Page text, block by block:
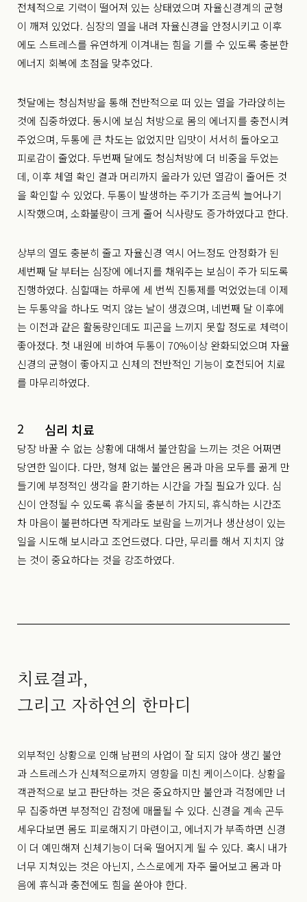
전체적으로 기력이 떨어져 있는 상태였으며 자율신경계의 균형
이 깨져 있었다. 심장의 열을 내려 자율신경을 안정시키고 이후
에도 스트레스를 유연하게 이겨내는 힘을 기를 수 있도록 충분한
에너지 회복에 초점을 맞추었다.
첫달에는 청심처방을 통해 전반적으로 떠 있는 열을 가라앉히는
것에 집중하였다. 동시에 보심 처방으로 몸의 에너지를 충전시켜
주었으며, 두통에 큰 차도는 없었지만 입맛이 서서히 돌아오고
피로감이 줄었다. 두번째 달에도 청심처방에 더 비중을 두었는
데, 이후 체열 확인 결과 머리까지 올라가 있던 열감이 줄어든 것
을 확인할 수 있었다. 두통이 발생하는 주기가 조금씩 늘어나기
시작했으며, 소화불량이 크게 줄어 식사량도 증가하였다고 한다.
상부의 열도 충분히 줄고 자율신경 역시 어느정도 안정화가 된
세번째 달 부터는 심장에 에너지를 채워주는 보심이 주가 되도록
진행하였다. 심할때는 하루에 세 번씩 진통제를 먹었었는데 이제
는 두통약을 하나도 먹지 않는 날이 생겼으며, 네번째 달 이후에
는 이전과 같은 활동량인데도 피곤을 느끼지 못할 정도로 체력이
좋아졌다. 첫 내원에 비하여 두통이 70%이상 완화되었으며 자율
신경의 균형이 좋아지고 신체의 전반적인 기능이 호전되어 치료
를 마무리하였다.
2 심리 치료
당장 바꿀 수 없는 상황에 대해서 불안함을 느끼는 것은 어쩌면
당연한 일이다. 다만, 형체 없는 불안은 몸과 마음 모두를 곪게 만
들기에 부정적인 생각을 환기하는 시간을 가질 필요가 있다. 심
신이 안정될 수 있도록 휴식을 충분히 가지되, 휴식하는 시간조
차 마음이 불편하다면 작게라도 보람을 느끼거나 생산성이 있는
일을 시도해 보시라고 조언드렸다. 다만, 무리를 해서 지치지 않
는 것이 중요하다는 것을 강조하였다.
치료결과,
그리고 자하연의 한마디
외부적인 상황으로 인해 남편의 사업이 잘 되지 않아 생긴 불안
과 스트레스가 신체적으로까지 영향을 미친 케이스이다. 상황을
객관적으로 보고 판단하는 것은 중요하지만 불안과 걱정에만 너
무 집중하면 부정적인 감정에 매몰될 수 있다. 신경을 계속 곤두
세우다보면 몸도 피로해지기 마련이고, 에너지가 부족하면 신경
이 더 예민해져 신체기능이 더욱 떨어지게 될 수 있다. 혹시 내가
너무 지쳐있는 것은 아닌지, 스스로에게 자주 물어보고 몸과 마
음에 휴식과 충전에도 힘을 쏟아야 한다.